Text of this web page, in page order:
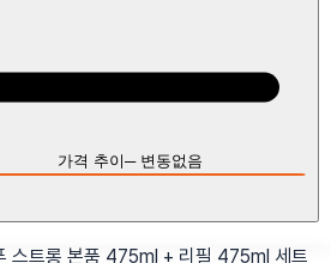
가격 추이─ 변동없음